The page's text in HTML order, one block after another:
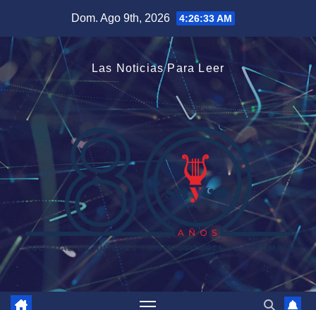
contenido
Dom. Ago 9th, 2026 4:26:35 AM
Las Noticias Para Leer